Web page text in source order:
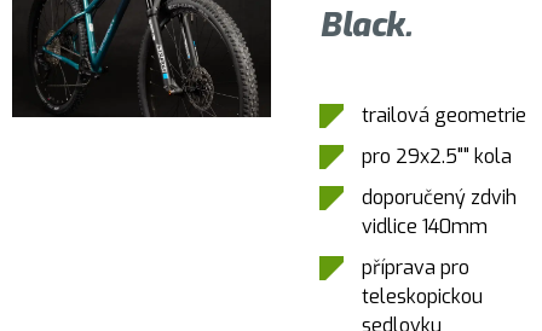
Black.
trailová geometrie
pro 29x2.5"" kola
doporučený zdvih
vidlice 140mm
příprava pro
teleskopickou
sedlovku